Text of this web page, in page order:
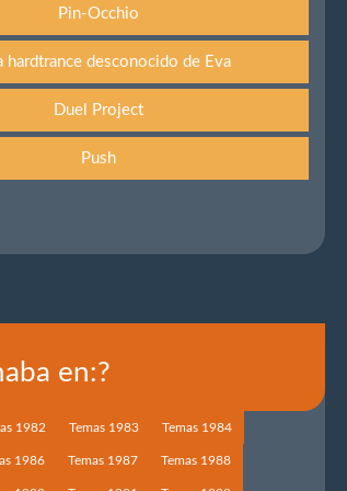
Pin-Occhio
hardtrance desconocido de Eva
Duel Project
Push
en:?
1982 Temas 1983 Temas 1984
1986 Temas 1987 Temas 1988